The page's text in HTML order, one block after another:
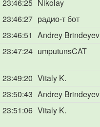
23:46:25 Nikolay
23:46:27 радио-т бот
23:46:51 Andrey Brindeyev
23:47:24 umputunsCAT
23:49:20 Vitaly K.
23:50:43 Andrey Brindeyev
23:51:06 Vitaly K.